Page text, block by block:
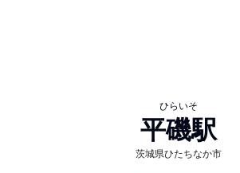
ひらいそ
平磯駅
茨城県ひたちなか市